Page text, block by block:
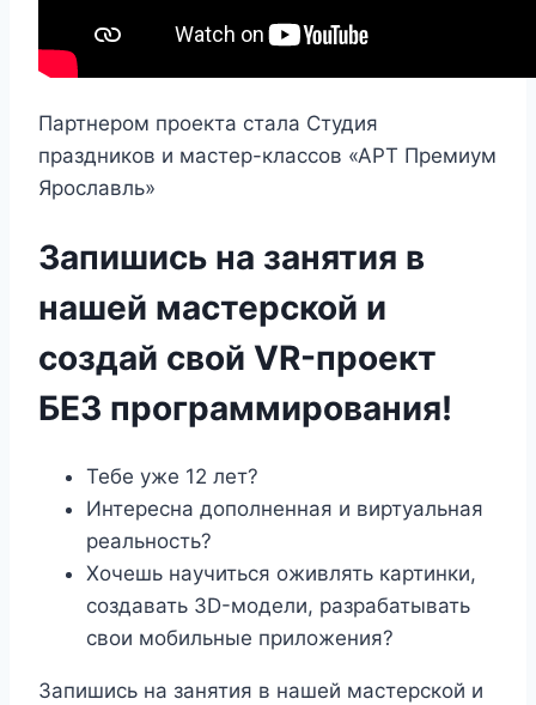
Партнером проекта стала Студия
праздников и мастер-классов «АРТ Премиум
Ярославль»
Запишись на занятия в
нашей мастерской и
создай свой VR-проект
БЕЗ программирования!
Тебе уже 12 лет?
Интересна дополненная и виртуальная
реальность?
Хочешь научиться оживлять картинки,
создавать 3D-модели, разрабатывать
свои мобильные приложения?
Запишись на занятия в нашей мастерской и